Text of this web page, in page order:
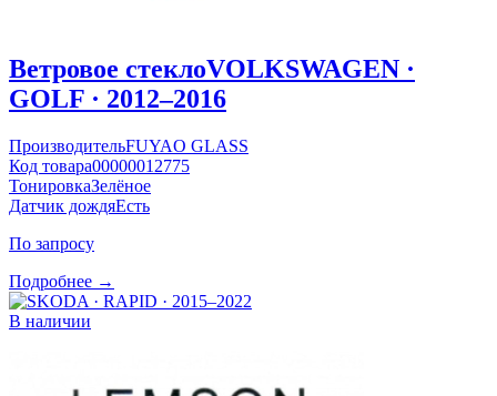
Ветровое стеклоVOLKSWAGEN ·
GOLF · 2012–2016
ПроизводительFUYAO GLASS
Код товара00000012775
ТонировкаЗелёное
Датчик дождяЕсть
По запросу
Подробнее →
В наличии